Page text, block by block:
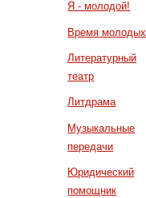
Я - молодой!
Время молодых
Литературный
театр
Литдрама
Музыкальные
передачи
Юридический
помощник